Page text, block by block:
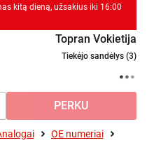
kitą dieną, užsakius iki 16:00
Topran Vokietija
Tiekėjo sandėlys (3)
OE numeriai